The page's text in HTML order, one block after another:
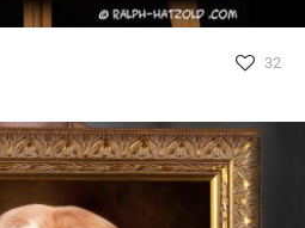
32